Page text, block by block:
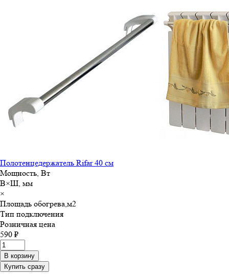
Полотенцедержатель Rifar 40 см
Мощность, Вт
В×Ш, мм
×
Площадь обогрева,м2
Тип подключения
Розничная цена
590 ₽
В корзину
Купить сразу